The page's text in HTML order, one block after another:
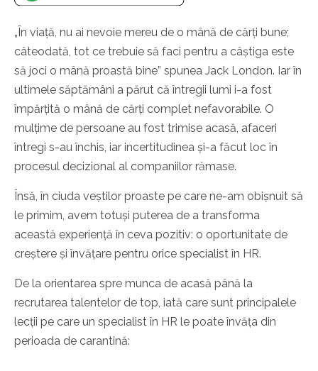
„În viață, nu ai nevoie mereu de o mână de cărți bune;
câteodată, tot ce trebuie să faci pentru a câștiga este
să joci o mână proastă bine” spunea Jack London. Iar în
ultimele săptămâni a părut că întregii lumi i-a fost
împărțită o mână de cărți complet nefavorabile. O
mulțime de persoane au fost trimise acasă, afaceri
întregi s-au închis, iar incertitudinea și-a făcut loc în
procesul decizional al companiilor rămase.
Însă, în ciuda veștilor proaste pe care ne-am obișnuit să
le primim, avem totuși puterea de a transforma
această experiență în ceva pozitiv: o oportunitate de
creștere și învățare pentru orice specialist în HR.
De la orientarea spre munca de acasă până la
recrutarea talentelor de top, iată care sunt principalele
lecții pe care un specialist în HR le poate învăța din
perioada de carantină: